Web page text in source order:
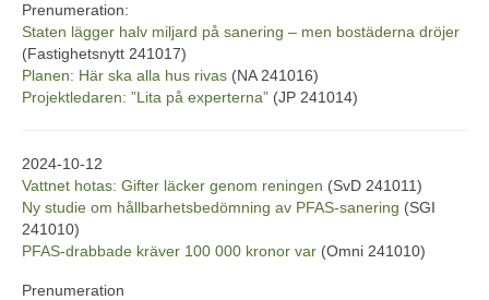
Prenumeration:
Staten lägger halv miljard på sanering – men bostäderna dröjer
(Fastighetsnytt 241017)
Planen: Här ska alla hus rivas (NA 241016)
Projektledaren: ”Lita på experterna” (JP 241014)
2024-10-12
Vattnet hotas: Gifter läcker genom reningen (SvD 241011)
Ny studie om hållbarhetsbedömning av PFAS-sanering (SGI
241010)
PFAS-drabbade kräver 100 000 kronor var (Omni 241010)
Prenumeration